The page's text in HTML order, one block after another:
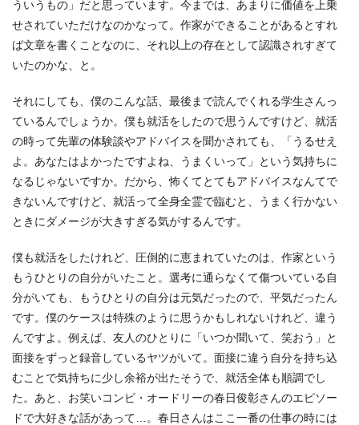
ういうもの」だと思っています。今までは、あまりに価値を上乗
せされていただけなのかなって。作家ができることがあるとすれ
ば文章を書くことなのに、それ以上の存在として認識されすぎて
いたのかな、と。
それにしても、僕のこんな話、最後まで読んでくれる学生さんっ
ているんでしょうか。僕も就活をしたので思うんですけど、就活
の時って先輩の体験談やアドバイスを聞かされても、「うるせえ
よ。あなたはよかったですよね、うまくいって」という気持ちに
なるじゃないですか。だから、怖くてとてもアドバイスなんてで
きないんですけど、就活って全身全霊で臨むと、うまく行かない
ときにダメージが大きすぎる気がするんです。
僕も就活をしたけれど、圧倒的に恵まれていたのは、作家という
もうひとりの自分がいたこと。選考に通らなくて傷ついている自
分がいても、もうひとりの自分は元気だったので、平気だったん
です。僕のケースは特殊のように思うかもしれないけれど、違う
んですよ。例えば、友人のひとりに「いつか聞いて、笑おう」と
面接をずっと録音しているヤツがいて。面接に違う自分を持ち込
むことで気持ちに少し余裕が出たそうで、就活全体も順調でし
た。あと、お笑いコンビ・オードリーの春日俊彰さんのエピソー
ドで大好きな話があって…。春日さんはここ一番の仕事の時には